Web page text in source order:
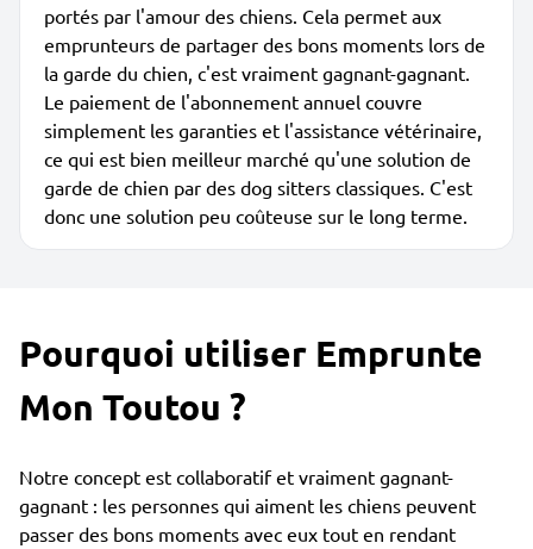
portés par l'amour des chiens. Cela permet aux
emprunteurs de partager des bons moments lors de
la garde du chien, c'est vraiment gagnant-gagnant.
Le paiement de l'abonnement annuel couvre
simplement les garanties et l'assistance vétérinaire,
ce qui est bien meilleur marché qu'une solution de
garde de chien par des dog sitters classiques. C'est
donc une solution peu coûteuse sur le long terme.
Pourquoi utiliser Emprunte
Mon Toutou ?
Notre concept est collaboratif et vraiment gagnant-
gagnant : les personnes qui aiment les chiens peuvent
passer des bons moments avec eux tout en rendant